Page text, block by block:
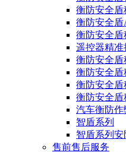
衡防安全
衡防安全盾
衡防安全
遥控器精准
衡防安全
衡防安全
衡防安全
衡防安全盾
汽车衡防作
智盾系列
智盾系列
售前售后服务